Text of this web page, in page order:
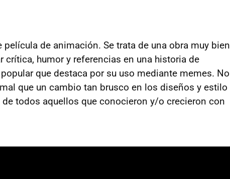
de animación. Se trata de una obra muy bien
crítica, humor y referencias en una historia de
que destaca por su uso mediante memes. No
que un cambio tan brusco en los diseños y estilo
todos aquellos que conocieron y/o crecieron con